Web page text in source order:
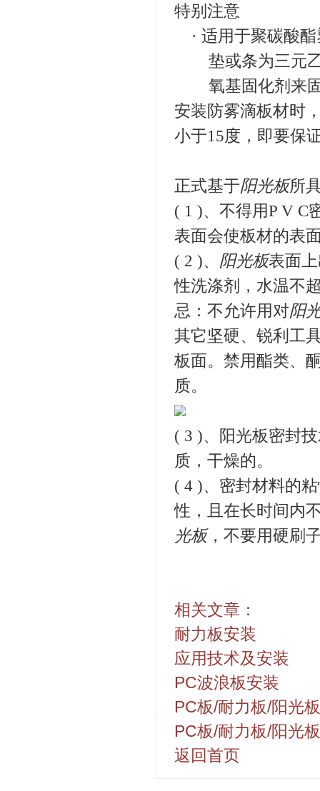
特别注意
· 适用于聚碳酸
垫或条为三元
氧基固化剂来
安装防雾滴板材时
小于15度，即要保
正式基于阳光板所
( 1 )、不得用P V C
表面会使板材的表
( 2 )、 阳光板表面
性洗涤剂，水温不
忌：不允许用对阳
其它坚硬、锐利工
板面。禁用酯类、
质。
( 3 )、 阳光板密封
质，干燥的。
( 4 )、密封材料的
性，且在长时间内
光板，不要用硬刷
相关文章：
耐力板安装
应用技术及安装
PC波浪板安装
PC板/耐力板/阳光
PC板/耐力板/阳光
返回首页